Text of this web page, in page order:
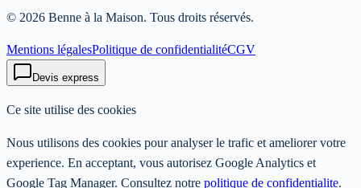
© 2026 Benne à la Maison. Tous droits réservés.
Mentions légalesPolitique de confidentialitéCGV
Devis express
Ce site utilise des cookies
Nous utilisons des cookies pour analyser le trafic et ameliorer votre
experience. En acceptant, vous autorisez Google Analytics et
Google Tag Manager. Consultez notre politique de confidentialite.